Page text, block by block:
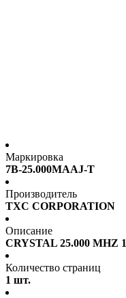
Маркировка
7B-25.000MAAJ-T
Производитель
TXC CORPORATION
Описание
CRYSTAL 25.000 MHZ
Количество страниц
1 шт.